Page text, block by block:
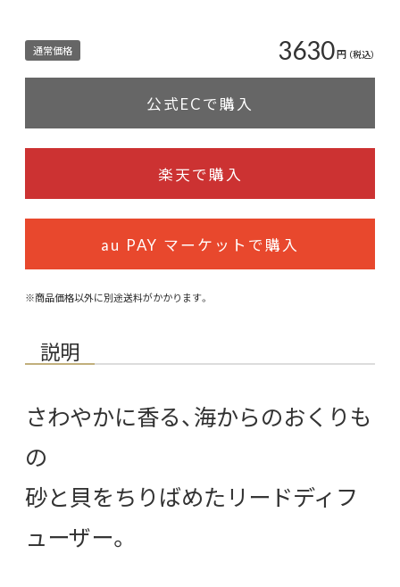
通常価格 3630円 （税込）
公式ECで購入
楽天で購入
au PAY マーケットで購入
※商品価格以外に別途送料がかかります。
説明
さわやかに香る、海からのおくりも
の
砂と貝をちりばめたリードディフ
ューザー。